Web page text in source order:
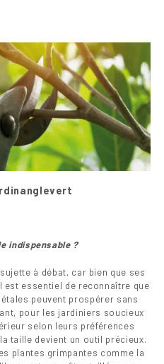
indispensable ?
à débat, car bien que ses
est essentiel de reconnaître que
peuvent prospérer sans
pour les jardiniers soucieux
selon leurs préférences
taille devient un outil précieux.
plantes grimpantes comme la